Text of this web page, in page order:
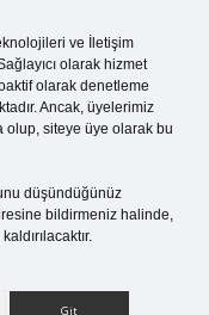
ve İletişim
olarak hizmet
olarak denetleme
Ancak, üyelerimiz
olup, siteye üye olarak bu
düşündüğünüz
bildirmeniz halinde,